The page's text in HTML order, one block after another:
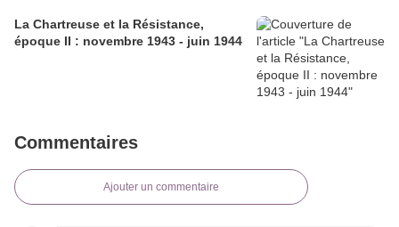
La Chartreuse et la Résistance,
époque II : novembre 1943 - juin 1944
Commentaires
Ajouter un commentaire